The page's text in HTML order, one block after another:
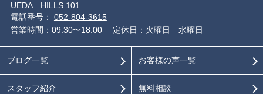
UEDA HILLS 101
電話番号： 052-804-3615
営業時間：09:30〜18:00
定休日：火曜日 水曜日
ブログ一覧
スタッフ紹介
お客様の声一覧
無料相談